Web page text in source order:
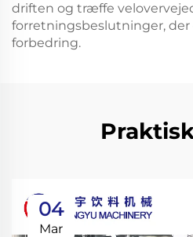
driften og træffe
forretningsbeslutninger,
forbedring.
04
Mar